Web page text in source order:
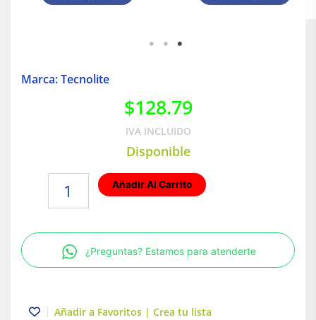
Marca: Tecnolite
$128.79
IVA INCLUIDO
Disponible
de
día
Base
cantidad
Añadir Al Carrito
¿Preguntas? Estamos para atenderte
Añadir a Favoritos | Crea tu lista